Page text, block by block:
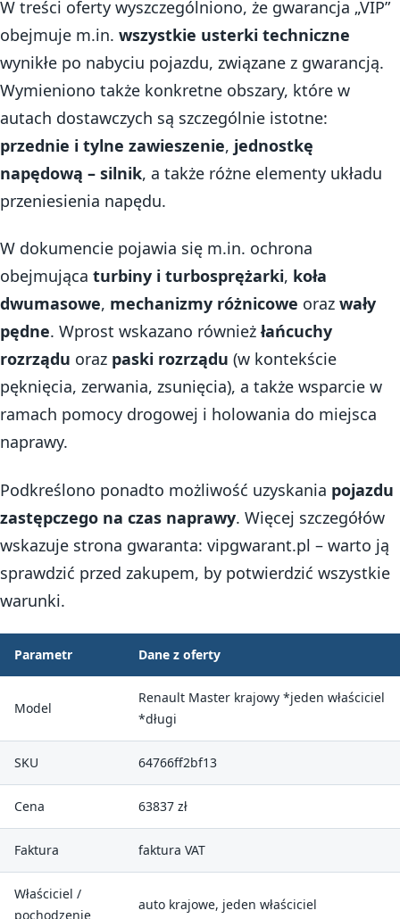
W treści oferty wyszczególniono, że gwarancja „VIP”
obejmuje m.in. wszystkie usterki techniczne
wynikłe po nabyciu pojazdu, związane z gwarancją.
Wymieniono także konkretne obszary, które w
autach dostawczych są szczególnie istotne:
przednie i tylne zawieszenie, jednostkę
napędową – silnik, a także różne elementy układu
przeniesienia napędu.
W dokumencie pojawia się m.in. ochrona
obejmująca turbiny i turbosprężarki, koła
dwumasowe, mechanizmy różnicowe oraz wały
pędne. Wprost wskazano również łańcuchy
rozrządu oraz paski rozrządu (w kontekście
pęknięcia, zerwania, zsunięcia), a także wsparcie w
ramach pomocy drogowej i holowania do miejsca
naprawy.
Podkreślono ponadto możliwość uzyskania pojazdu
zastępczego na czas naprawy. Więcej szczegółów
wskazuje strona gwaranta: vipgwarant.pl – warto ją
sprawdzić przed zakupem, by potwierdzić wszystkie
warunki.
Parametr Dane z oferty
Model
Renault Master krajowy *jeden właściciel
*długi
SKU 64766ff2bf13
Cena 63837 zł
Faktura faktura VAT
Właściciel /
pochodzenie
auto krajowe, jeden właściciel